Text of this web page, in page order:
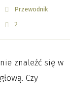
Przewodnik
2
znaleźć się w
Czy